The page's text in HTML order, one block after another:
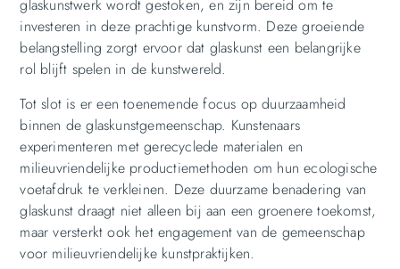
glaskunstwerk wordt gestoken, en zijn bereid om te
investeren in deze prachtige kunstvorm. Deze groeiende
belangstelling zorgt ervoor dat glaskunst een belangrijke
rol blijft spelen in de kunstwereld.
Tot slot is er een toenemende focus op duurzaamheid
binnen de glaskunstgemeenschap. Kunstenaars
experimenteren met gerecyclede materialen en
milieuvriendelijke productiemethoden om hun ecologische
voetafdruk te verkleinen. Deze duurzame benadering van
glaskunst draagt niet alleen bij aan een groenere toekomst,
maar versterkt ook het engagement van de gemeenschap
voor milieuvriendelijke kunstpraktijken.